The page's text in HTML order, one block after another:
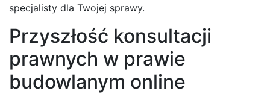
specjalisty dla Twojej sprawy.
Przyszłość konsultacji
prawnych w prawie
budowlanym online